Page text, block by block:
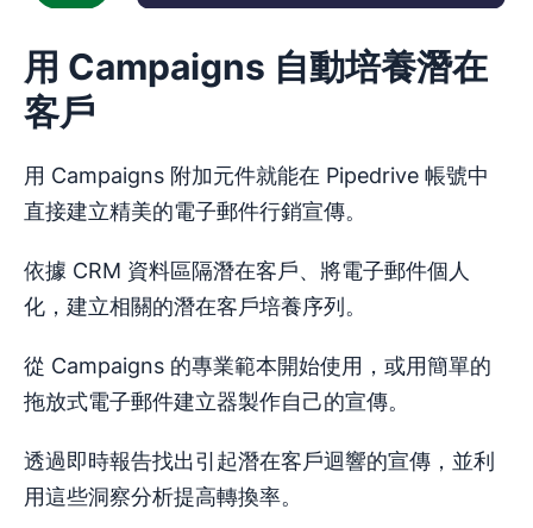
用 Campaigns 自動培養潛在
客戶
用 Campaigns 附加元件就能在 Pipedrive 帳號中
直接建立精美的電子郵件行銷宣傳。
依據 CRM 資料區隔潛在客戶、將電子郵件個人
化，建立相關的潛在客戶培養序列。
從 Campaigns 的專業範本開始使用，或用簡單的
拖放式電子郵件建立器製作自己的宣傳。
透過即時報告找出引起潛在客戶迴響的宣傳，並利
用這些洞察分析提高轉換率。